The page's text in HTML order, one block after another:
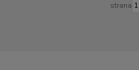
strana